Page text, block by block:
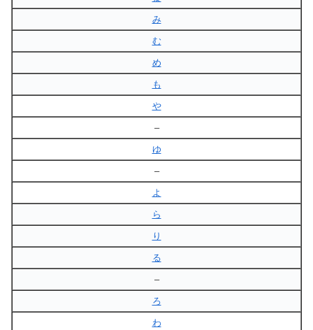
み
む
め
も
や
–
ゆ
–
よ
ら
り
る
–
ろ
わ